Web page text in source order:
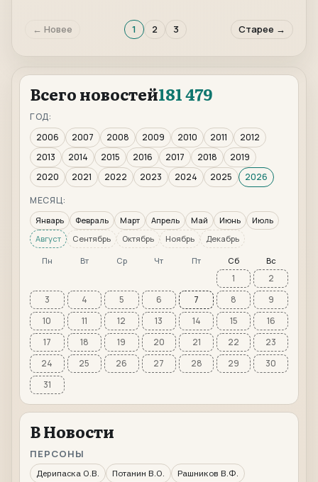
← Новее 1 2 3 Старее →
Всего новостей181 479
ГОД:
2006
2007 2008 2009 2010 2011
2012
2013
2014 2015 2016 2017 2018
2019
2020
2021 2022 2023 2024 2025
2026
МЕСЯЦ:
Январь Февраль Март Апрель Май Июнь
Июль
Август
Сентябрь Октябрь Ноябрь Декабрь
Пн Вт Ср Чт Пт Сб Вс
1
2
3
4 5 6 7 8
9
10
11 12 13 14 15
16
17
18 19 20 21 22
23
24
25 26 27 28 29
30
31
В Новости
ПЕРСОНЫ
Дерипаска О.В. Потанин В.О.
Рашников В.Ф.